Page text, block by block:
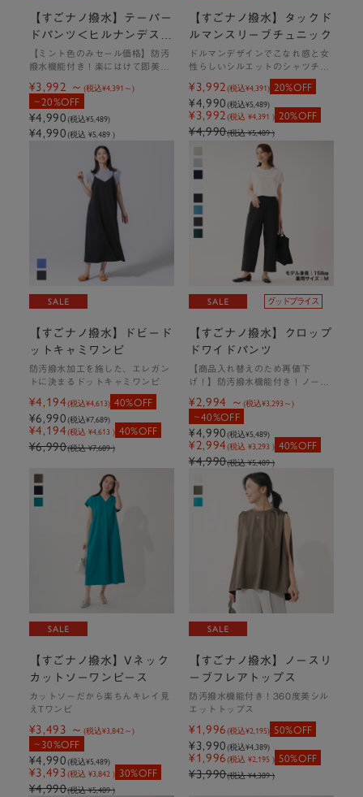
春アウターのマストアイテム
大人の日常に寄り添うフードジャケット
商品はこちら
軽やかな着心地ときれいめな表情をあわせ持ったアウターなの
で、どんなスタイルにも。
雨や汚れに強いすごナノ撥水なのでアウトドアなど春のお出かけ
にもぴったりです。
撥水
防汚
【すごナノ撥水】フードジャケッ
【すごナノ撥水】テーパー
ドパンツ＜ヒルナンデス！
で紹介されました＞
【ミント色のみセール価格】防汚
撥水機能付き！楽にはけて即美脚
¥3,992 (税込¥4,391 )
20%OFF
¥4,990(税込¥5,489)
¥4,990(税込 ¥5,489 )
【すごナノ撥水】タックド
ルマンスリーブチュニック
ドルマンデザインでこなれ感と女
性らしいシルエットのシャツチュ
¥3,992(税込¥4,391) 20%OFF
¥4,990(税込¥5,489)
¥3,992(税込 ¥4,391 ) 20%OFF
¥4,990(税込 ¥5,489 )
【すごナノ撥水】ドビード
ットキャミワンピ
防汚撥水加工を施した、エレガン
トに決まるドットキャミワンピ
¥4,194(税込¥4,613) 40%OFF
¥6,990(税込¥7,689)
¥4,194(税込 ¥4,613 ) 40%OFF
¥6,990(税込 ¥7,689 )
【すごナノ撥水】クロップ
ドワイドパンツ
【商品入れ替えのため再値下
げ！】防汚撥水機能付き！ノータ
¥2,994 (税込¥3,293 )
40%OFF
¥4,990(税込¥5,489)
¥2,994(税込 ¥3,293 ) 40%OFF
¥4,990(税込 ¥5,489 )
【すごナノ撥水】Vネック
カットソーワンピース
カットソーだから楽ちんキレイ見
えTワンピ
¥3,493 (税込¥3,842 )
30%OFF
¥4,990(税込¥5,489)
¥3,493(税込 ¥3,842 ) 30%OFF
¥4,990(税込 ¥5,489 )
【すごナノ撥水】ノースリ
ーブフレアトップス
防汚撥水機能付き！360度美シル
エットトップス
¥1,996(税込¥2,195) 50%OFF
¥3,990(税込¥4,389)
¥1,996(税込 ¥2,195 ) 50%OFF
¥3,990(税込 ¥4,389 )